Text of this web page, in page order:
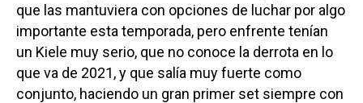
que las mantuviera con opciones de luchar por algo
importante esta temporada, pero enfrente tenían
un Kiele muy serio, que no conoce la derrota en lo
que va de 2021, y que salía muy fuerte como
conjunto, haciendo un gran primer set siempre con